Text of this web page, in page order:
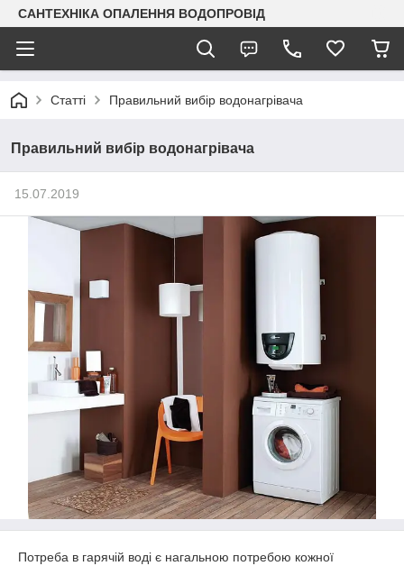
САНТЕХНІКА ОПАЛЕННЯ ВОДОПРОВІД
Статті Правильний вибір водонагрівача
Правильний вибір водонагрівача
15.07.2019
Потреба в гарячій воді є нагальною потребою кожної